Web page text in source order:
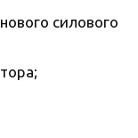
силового